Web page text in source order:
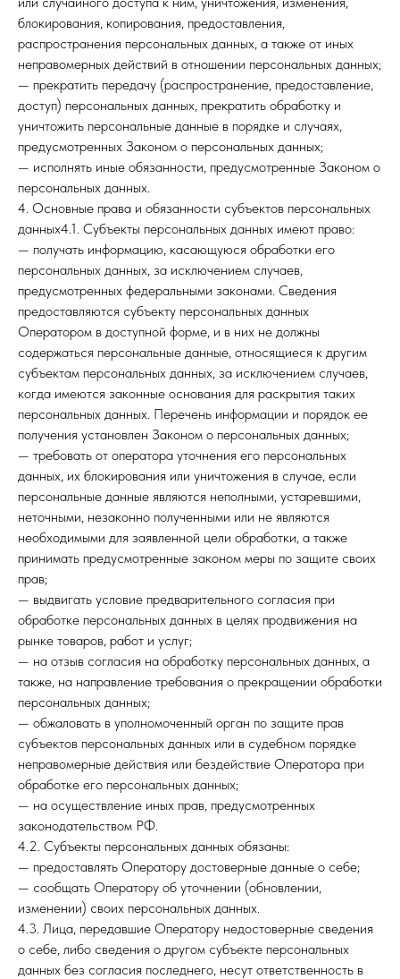
блокирования, копирования, предоставления,
распространения персональных данных, а также от иных
неправомерных действий в отношении персональных данных;
— прекратить передачу (распространение, предоставление,
доступ) персональных данных, прекратить обработку и
уничтожить персональные данные в порядке и случаях,
предусмотренных Законом о персональных данных;
— исполнять иные обязанности, предусмотренные Законом о
персональных данных.
4. Основные права и обязанности субъектов персональных
данных4.1. Субъекты персональных данных имеют право:
— получать информацию, касающуюся обработки его
персональных данных, за исключением случаев,
предусмотренных федеральными законами. Сведения
предоставляются субъекту персональных данных
Оператором в доступной форме, и в них не должны
содержаться персональные данные, относящиеся к другим
субъектам персональных данных, за исключением случаев,
когда имеются законные основания для раскрытия таких
персональных данных. Перечень информации и порядок ее
получения установлен Законом о персональных данных;
— требовать от оператора уточнения его персональных
данных, их блокирования или уничтожения в случае, если
персональные данные являются неполными, устаревшими,
неточными, незаконно полученными или не являются
необходимыми для заявленной цели обработки, а также
принимать предусмотренные законом меры по защите своих
прав;
— выдвигать условие предварительного согласия при
обработке персональных данных в целях продвижения на
рынке товаров, работ и услуг;
— на отзыв согласия на обработку персональных данных, а
также, на направление требования о прекращении обработки
персональных данных;
— обжаловать в уполномоченный орган по защите прав
субъектов персональных данных или в судебном порядке
неправомерные действия или бездействие Оператора при
обработке его персональных данных;
— на осуществление иных прав, предусмотренных
законодательством РФ.
4.2. Субъекты персональных данных обязаны:
— предоставлять Оператору достоверные данные о себе;
— сообщать Оператору об уточнении (обновлении,
изменении) своих персональных данных.
4.3. Лица, передавшие Оператору недостоверные сведения
о себе, либо сведения о другом субъекте персональных
данных без согласия последнего, несут ответственность в